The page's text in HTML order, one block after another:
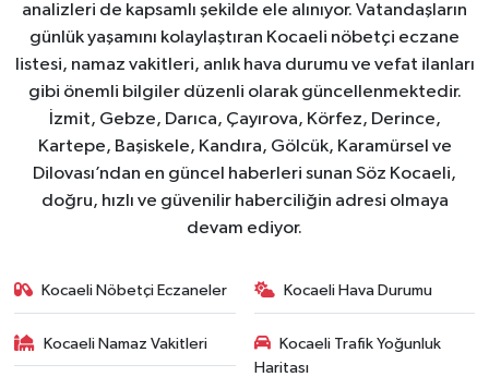
analizleri de kapsamlı şekilde ele alınıyor. Vatandaşların
günlük yaşamını kolaylaştıran Kocaeli nöbetçi eczane
listesi, namaz vakitleri, anlık hava durumu ve vefat ilanları
gibi önemli bilgiler düzenli olarak güncellenmektedir.
İzmit, Gebze, Darıca, Çayırova, Körfez, Derince,
Kartepe, Başiskele, Kandıra, Gölcük, Karamürsel ve
Dilovası’ndan en güncel haberleri sunan Söz Kocaeli,
doğru, hızlı ve güvenilir haberciliğin adresi olmaya
devam ediyor.
Kocaeli Nöbetçi Eczaneler Kocaeli Hava Durumu
Kocaeli Namaz Vakitleri
Kocaeli Trafik Yoğunluk
Haritası